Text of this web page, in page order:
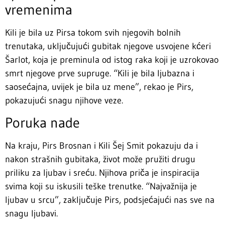
vremenima
Kili je bila uz Pirsa tokom svih njegovih bolnih
trenutaka, uključujući gubitak njegove usvojene kćeri
Šarlot, koja je preminula od istog raka koji je uzrokovao
smrt njegove prve supruge. “Kili je bila ljubazna i
saosećajna, uvijek je bila uz mene”, rekao je Pirs,
pokazujući snagu njihove veze.
Poruka nade
Na kraju, Pirs Brosnan i Kili Šej Smit pokazuju da i
nakon strašnih gubitaka, život može pružiti drugu
priliku za ljubav i sreću. Njihova priča je inspiracija
svima koji su iskusili teške trenutke. “Najvažnija je
ljubav u srcu”, zaključuje Pirs, podsjećajući nas sve na
snagu ljubavi.